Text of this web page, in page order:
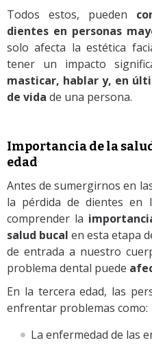
Todos estos, pueden
dientes en personas
solo afecta la estética
tener un impacto
masticar, hablar y, en
de vida de una persona.
Importancia de la
edad
Antes de sumergirnos en
la pérdida de dientes en
comprender la
salud bucalen esta etapa
de entrada a nuestro
problema dental puede
En la tercera edad, las
enfrentar problemas como:
La enfermedad de las